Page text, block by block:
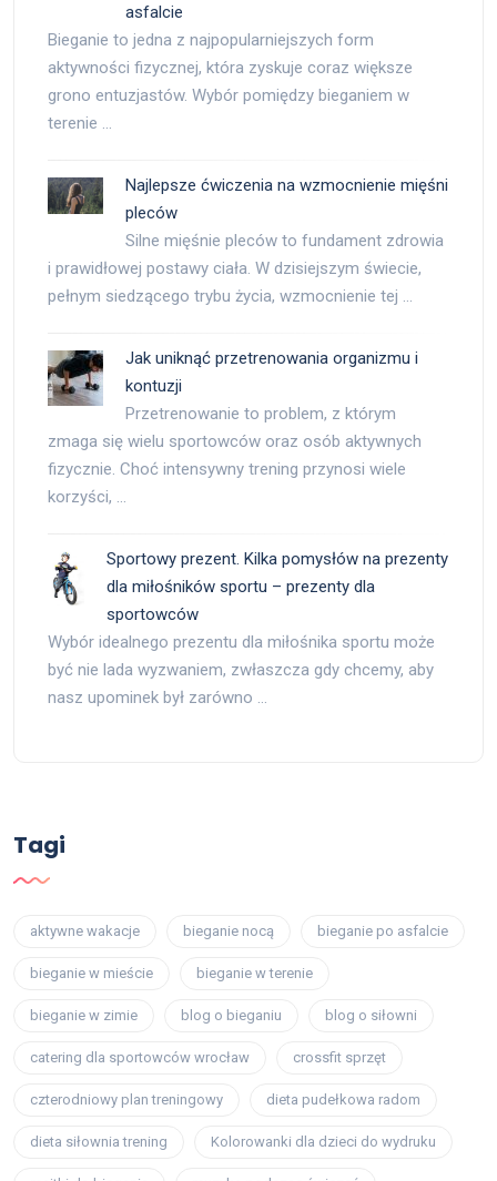
asfalcie
Bieganie to jedna z najpopularniejszych form
aktywności fizycznej, która zyskuje coraz większe
grono entuzjastów. Wybór pomiędzy bieganiem w
terenie …
Najlepsze ćwiczenia na wzmocnienie mięśni
pleców
Silne mięśnie pleców to fundament zdrowia
i prawidłowej postawy ciała. W dzisiejszym świecie,
pełnym siedzącego trybu życia, wzmocnienie tej …
Jak uniknąć przetrenowania organizmu i
kontuzji
Przetrenowanie to problem, z którym
zmaga się wielu sportowców oraz osób aktywnych
fizycznie. Choć intensywny trening przynosi wiele
korzyści, …
Sportowy prezent. Kilka pomysłów na prezenty
dla miłośników sportu – prezenty dla
sportowców
Wybór idealnego prezentu dla miłośnika sportu może
być nie lada wyzwaniem, zwłaszcza gdy chcemy, aby
nasz upominek był zarówno …
Tagi
aktywne wakacje bieganie nocą bieganie po asfalcie
bieganie w mieście bieganie w terenie
bieganie w zimie blog o bieganiu blog o siłowni
catering dla sportowców wrocław crossfit sprzęt
czterodniowy plan treningowy dieta pudełkowa radom
dieta siłownia trening Kolorowanki dla dzieci do wydruku